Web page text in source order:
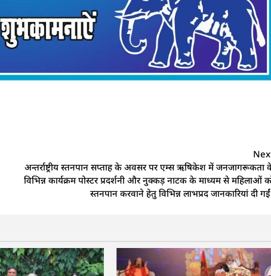
अन्तर्राष्ट्रीय स्तनपान सप्ताह के अवसर पर एम्स ऋषिकेश में जनजागरूकता
विभिन्न कार्यक्रम पोस्टर प्रदर्शनी और नुक्कड़ नाटक के माध्यम से महिलाओं
स्तनपान करवाने हेतु विभिन्न लाभप्रद जानकारियां दी